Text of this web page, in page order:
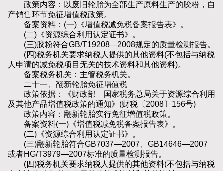
政策内容：以废旧轮胎为全部生产原料生产的胶粉，自
产销售环节免征增值税政策。
备案资料：(一)《增值税减免税备案报告表》。
(二)《资源综合利用认定证书》。
(三)胶粉符合GB/T19208—2008规定的质量检测报告。
(四)税务机关要求纳税人提供的其他资料(不包括与纳税
人申请的减免税项目无关的技术资料和其他资料)。
备案税务机关：主管税务机关。
二十一、翻新轮胎免征增值税
政策依据：《财政部 国家税务总局关于资源综合利用
及其他产品增值税政策的通知》(财税〔2008〕156号)
政策内容：翻新轮胎实行免征增值税政策。
备案资料(一)《增值税减免税备案报告表》。
(二)《资源综合利用认定证书》。
(三)翻新轮胎符合GB7037—2007、GB14646—2007
或者HG/T3979—2007标准的质量检测报告。
(四)税务机关要求纳税人提供的其他资料(不包括与纳税